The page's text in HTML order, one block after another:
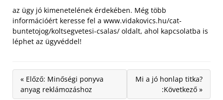
az ügy jó kimenetelének érdekében. Még több
információért keresse fel a www.vidakovics.hu/cat-
buntetojog/koltsegvetesi-csalas/ oldalt, ahol kapcsolatba is
léphet az ügyvéddel!
« Előző: Minőségi ponyva
anyag reklámozáshoz
Mi a jó honlap titka?
:Következő »